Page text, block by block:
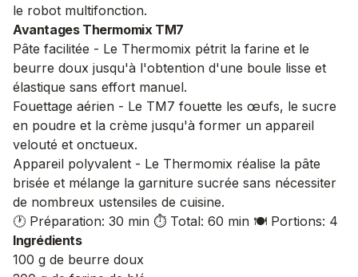
le robot multifonction.
Avantages Thermomix TM7
Pâte facilitée - Le Thermomix pétrit la farine et le
beurre doux jusqu'à l'obtention d'une boule lisse et
élastique sans effort manuel.
Fouettage aérien - Le TM7 fouette les œufs, le sucre
en poudre et la crème jusqu'à former un appareil
velouté et onctueux.
Appareil polyvalent - Le Thermomix réalise la pâte
brisée et mélange la garniture sucrée sans nécessiter
de nombreux ustensiles de cuisine.
🕐 Préparation: 30 min ⏱️ Total: 60 min 🍽️ Portions: 4
Ingrédients
100 g de beurre doux